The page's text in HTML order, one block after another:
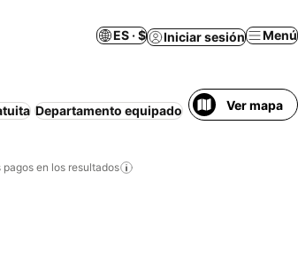
ES · $ Iniciar sesión Menú
Departamento equipado Bed and breakfast
Ver mapa
en los resultados
favoritos